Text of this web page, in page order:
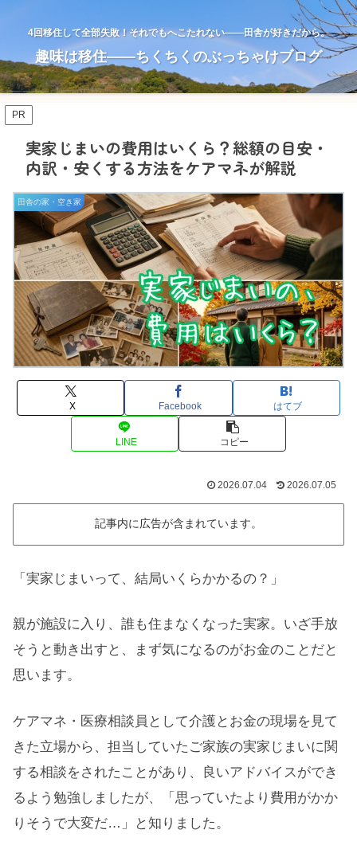
4回移住して全部失敗！それでもへこたれない——田舎が好きだから。
趣味は移住——ちくちくのぶっちゃけブログ
PR
実家じまいの費用はいくら？総額の目安・
内訳・安くする方法をケアマネが解説
田舎の家・空き家
X Facebook はてブ
LINE コピー
2026.07.04 2026.07.05
記事内に広告が含まれています。
「実家じまいって、結局いくらかかるの？」
親が施設に入り、誰も住まなくなった実家。いざ手放
そうと動き出すと、まず気になるのがお金のことだと
思います。
ケアマネ・医療相談員として介護とお金の現場を見て
きた立場から、担当していたご家族の実家じまいに関
する相談をされたことがあり、良いアドバイスができ
るよう勉強しましたが、「思っていたより費用がかか
りそうで大変だ…」と知りました。